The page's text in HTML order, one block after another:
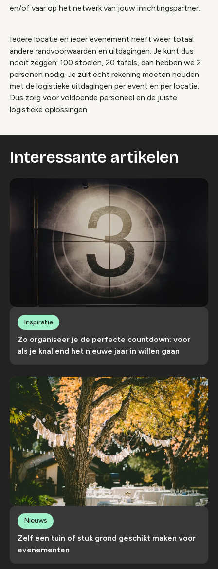
en/of vaar op het netwerk van jouw inrichtingspartner.
Iedere locatie en ieder evenement heeft weer totaal
andere randvoorwaarden en uitdagingen. Je kunt dus
nooit zeggen: 100 stoelen, 20 tafels, dan hebben we 2
personen nodig. Je zult echt rekening moeten houden
met de logistieke uitdagingen per event en per locatie.
Dus zorg voor voldoende personeel en de juiste
logistieke oplossingen.
Interessante artikelen
Zo organiseer je de perfecte countdown: voor
als je knallend het nieuwe jaar in willen gaan
Inspiratie
Zelf een tuin of stuk grond geschikt maken voor
evenementen
Nieuws